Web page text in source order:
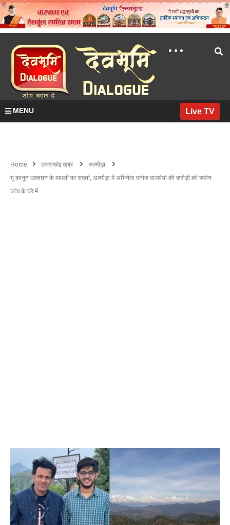
MENU Live TV
Home उत्तराखंड खबर
अल्मोड़ा
भू कानून उल्लंघन के मामलों पर सख्ती, अल्मोड़ा में अभिनेता मनोज वाजपेयी की करोड़ों की जमीन
जांच के घेरे में